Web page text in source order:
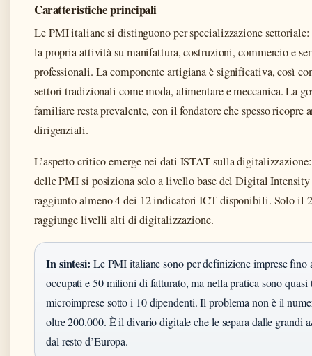
Caratteristiche principali
Le PMI italiane si distinguono per specializzazione settoriale:
la propria attività su manifattura, costruzioni, commercio e
professionali. La componente artigiana è significativa, così
settori tradizionali come moda, alimentare e meccanica. La
familiare resta prevalente, con il fondatore che spesso ricopre
dirigenziali.
L’aspetto critico emerge nei dati ISTAT sulla
delle PMI si posiziona solo a livello base del Digital Intensity
raggiunto almeno 4 dei 12 indicatori ICT disponibili. Solo il
raggiunge livelli alti di digitalizzazione.
In sintesi: Le PMI italiane sono per definizione imprese fino
occupati e 50 milioni di fatturato, ma nella pratica sono quasi
microimprese sotto i 10 dipendenti. Il problema non è il
oltre 200.000. È il divario digitale che le separa dalle grandi
dal resto d’Europa.